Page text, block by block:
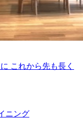
これから先も長く
ニング